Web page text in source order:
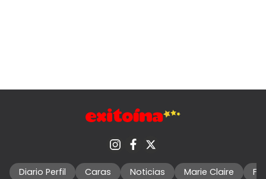
Diario Perfil Caras Noticias Marie Claire